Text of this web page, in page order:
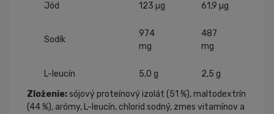
Jód 123 µg 61,9 µg
Sodík
974
mg
487
mg
L-leucín 5,0 g
2,5 g
Zloženie:sójový proteínový izolát (51 %), maltodextrín
(44 %), arómy, L-leucín, chlorid sodný, zmes vitamínov a